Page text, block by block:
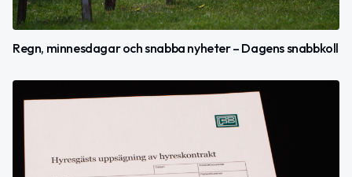
Regn, minnesdagar och snabba nyheter – Dagens snabbkoll